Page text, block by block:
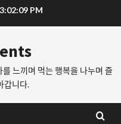
3:02:10 PM
느끼며 먹는 행복을 나누며 즐
갑니다.